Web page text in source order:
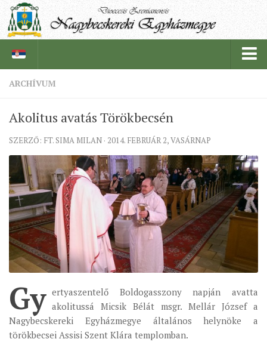
PÜSPÖK
TÖRTÉNELEM
EGYHÁZI INTÉZMÉNYEINK
EGYHÁZMEGYEI LEVÉLTÁR
LELKIPÁSZTOROK
SZERZETESRENDEK
IN MEMORIAM
PLÉBÁNIÁK
ÉSZAKI ESPERESSÉG
KÖZPONTI ESPERESSÉG
DÉLI ESPERESSÉG
ARCHÍVUM
Akolitus avatás Törökbecsén
SZERZŐ: FT. SIMA MILAN · 2014. FEBRUÁR 2, VASÁRNAP
Gy ertyaszentelő Boldogasszony napján avatta
akolitussá Micsik Bélát msgr. Mellár József a
Nagybecskereki Egyházmegye általános helynöke a
törökbecsei Assisi Szent Klára templomban.